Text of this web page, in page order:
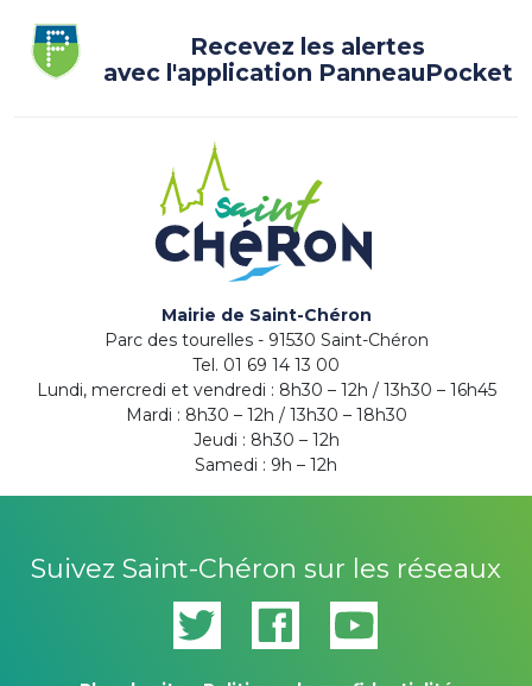
Recevez les alertes
avec l'application PanneauPocket
Mairie de Saint-Chéron
Parc des tourelles - 91530 Saint-Chéron
Tel. 01 69 14 13 00
Lundi, mercredi et vendredi : 8h30 – 12h / 13h30 – 16h45
Mardi : 8h30 – 12h / 13h30 – 18h30
Jeudi : 8h30 – 12h
Samedi : 9h – 12h
Suivez Saint-Chéron sur les réseaux